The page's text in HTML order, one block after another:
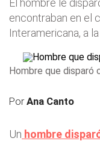
El hombre le
encontraban en el
Interamericana, a
Hombre que disparó
PorAna Canto
Un hombre